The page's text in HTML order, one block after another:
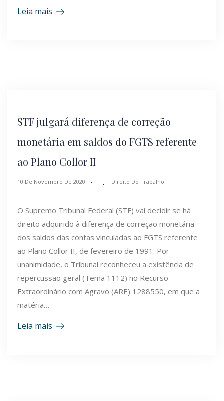
Leia mais
STF julgará diferença de correção
monetária em saldos do FGTS referente
ao Plano Collor II
10 De Novembro De 2020 Direito Do Trabalho
O Supremo Tribunal Federal (STF) vai decidir se há
direito adquirido à diferença de correção monetária
dos saldos das contas vinculadas ao FGTS referente
ao Plano Collor II, de fevereiro de 1991. Por
unanimidade, o Tribunal reconheceu a existência de
repercussão geral (Tema 1112) no Recurso
Extraordinário com Agravo (ARE) 1288550, em que a
matéria…
Leia mais